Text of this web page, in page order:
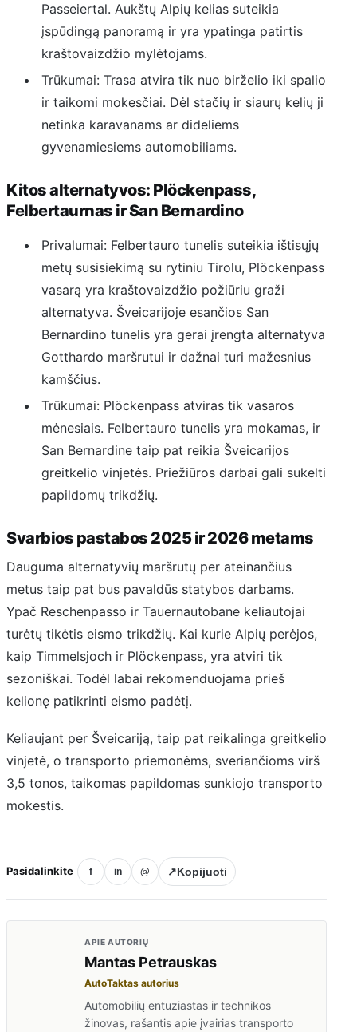
Passeiertal. Aukštų Alpių kelias suteikia
įspūdingą panoramą ir yra ypatinga patirtis
kraštovaizdžio mylėtojams.
Trūkumai: Trasa atvira tik nuo birželio iki spalio
ir taikomi mokesčiai. Dėl stačių ir siaurų kelių ji
netinka karavanams ar dideliems
gyvenamiesiems automobiliams.
Kitos alternatyvos: Plöckenpass,
Felbertaurnas ir San Bernardino
Privalumai: Felbertauro tunelis suteikia ištisųjų
metų susisiekimą su rytiniu Tirolu, Plöckenpass
vasarą yra kraštovaizdžio požiūriu graži
alternatyva. Šveicarijoje esančios San
Bernardino tunelis yra gerai įrengta alternatyva
Gotthardo maršrutui ir dažnai turi mažesnius
kamščius.
Trūkumai: Plöckenpass atviras tik vasaros
mėnesiais. Felbertauro tunelis yra mokamas, ir
San Bernardine taip pat reikia Šveicarijos
greitkelio vinjetės. Priežiūros darbai gali sukelti
papildomų trikdžių.
Svarbios pastabos 2025 ir 2026 metams
Dauguma alternatyvių maršrutų per ateinančius
metus taip pat bus pavaldūs statybos darbams.
Ypač Reschenpasso ir Tauernautobane keliautojai
turėtų tikėtis eismo trikdžių. Kai kurie Alpių perėjos,
kaip Timmelsjoch ir Plöckenpass, yra atviri tik
sezoniškai. Todėl labai rekomenduojama prieš
kelionę patikrinti eismo padėtį.
Keliaujant per Šveicariją, taip pat reikalinga greitkelio
vinjetė, o transporto priemonėms, sveriančioms virš
3,5 tonos, taikomas papildomas sunkiojo transporto
mokestis.
Pasidalinkite f in @ ↗Kopijuoti
APIE AUTORIŲ
Mantas Petrauskas
AutoTaktas autorius
Automobilių entuziastas ir technikos
žinovas, rašantis apie įvairias transporto